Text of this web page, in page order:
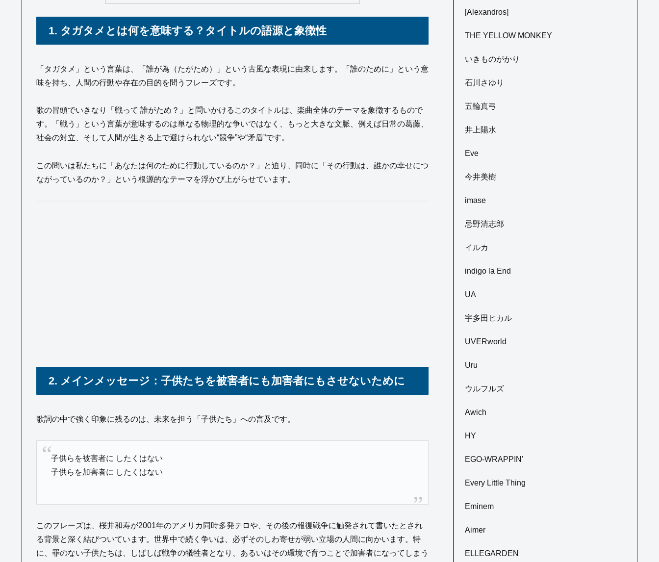
1. タガタメとは何を意味する？タイトルの語源と象徴性
「タガタメ」という言葉は、「誰が為（たがため）」という古風な表現に由来します。「誰のために」という意
味を持ち、人間の行動や存在の目的を問うフレーズです。
歌の冒頭でいきなり「戦って 誰がため？」と問いかけるこのタイトルは、楽曲全体のテーマを象徴するもので
す。「戦う」という言葉が意味するのは単なる物理的な争いではなく、もっと大きな文脈、例えば日常の葛藤、
社会の対立、そして人間が生きる上で避けられない“競争”や“矛盾”です。
この問いは私たちに「あなたは何のために行動しているのか？」と迫り、同時に「その行動は、誰かの幸せにつ
ながっているのか？」という根源的なテーマを浮かび上がらせています。
2. メインメッセージ：子供たちを被害者にも加害者にもさせないために
歌詞の中で強く印象に残るのは、未来を担う「子供たち」への言及です。
子供らを被害者に したくはない
子供らを加害者に したくはない
このフレーズは、桜井和寿が2001年のアメリカ同時多発テロや、その後の報復戦争に触発されて書いたとされ
る背景と深く結びついています。世界中で続く争いは、必ずそのしわ寄せが弱い立場の人間に向かいます。特
に、罪のない子供たちは、しばしば戦争の犠牲者となり、あるいはその環境で育つことで加害者になってしまう
[Alexandros]
THE YELLOW MONKEY
いきものがかり
石川さゆり
五輪真弓
井上陽水
Eve
今井美樹
imase
忌野清志郎
イルカ
indigo la End
UA
宇多田ヒカル
UVERworld
Uru
ウルフルズ
Awich
HY
EGO-WRAPPIN’
Every Little Thing
Eminem
Aimer
ELLEGARDEN